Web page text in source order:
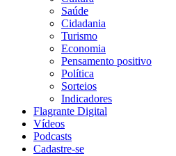
Saúde
Cidadania
Turismo
Economia
Pensamento positivo
Política
Sorteios
Indicadores
Flagrante Digital
Vídeos
Podcasts
Cadastre-se